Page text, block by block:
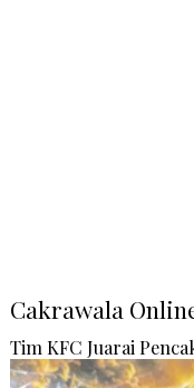
Cakrawala
Tim KFC Juarai